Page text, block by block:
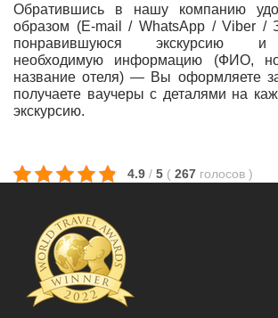
Обратившись в нашу компанию
образом (E-mail / WhatsApp / Viber /
понравившуюся экскурсию и
необходимую информацию (ФИО,
название отеля) — Вы оформляете
получаете ваучеры с деталями на
экскурсию.
4.9 / 5 ( 267 голосов )